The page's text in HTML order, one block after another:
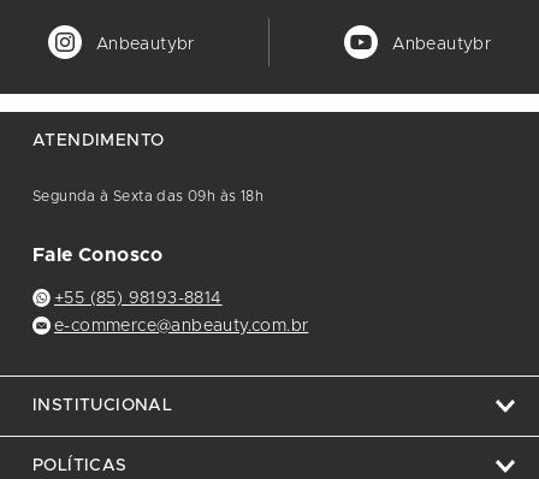
Anbeautybr Anbeautybr
ATENDIMENTO
Segunda à Sexta das 09h às 18h
Fale Conosco
+55 (85) 98193-8814
e-commerce@anbeauty.com.br
INSTITUCIONAL
POLÍTICAS